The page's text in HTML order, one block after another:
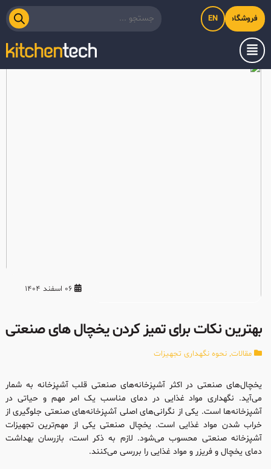
فروشگاه اینترنتی کیت‌لاین
EN
بهترین نکات برای تمیز کردن یخچال‌ های صنعتی
مقالات, نحوه نگهداری تجهیزات
یخچال‌های صنعتی در اکثر آشپزخانه‌های صنعتی قلب آشپزخانه به شمار
می‌آید. نگهداری مواد غذایی در دمای مناسب یک امر مهم و حیاتی در
آشپزخانه‌ها است. یکی از نگرانی‌های اصلی آشپزخانه‌های صنعتی جلوگیری از
خراب شدن مواد غذایی است. یخچال صنعتی یکی از مهم‌ترین تجهیزات
آشپزخانه صنعتی محسوب می‌شود. لازم به ذکر است، بازرسان بهداشت
دمای یخچال و فریزر و مواد غذایی را بررسی می‌کنند.